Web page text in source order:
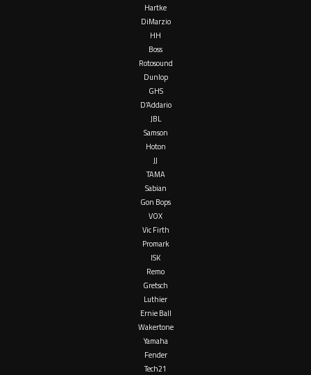
Hartke
DiMarzio
HH
Boss
Rotosound
Dunlop
GHS
D’Addario
JBL
Samson
Hoton
JJ
TAMA
Sabian
Gon Bops
VOX
Vic Firth
Promark
ISK
Remo
Gretsch
Luthier
Ernie Ball
Wakertone
Yamaha
Fender
Tech21